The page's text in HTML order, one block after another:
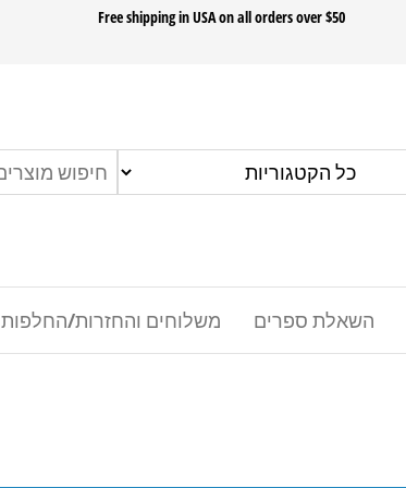
Free shipping in USA on all orders over $50
משלוחים והחזרות/החלפות השאלת ספרים